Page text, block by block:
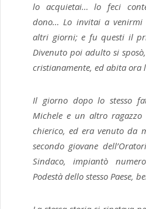
lo acquietai… lo feci
dono… Lo invitai a
altri giorni; e fu questi il
Divenuto poi adulto si
cristianamente, ed abita ora
Il giorno dopo lo stesso
Michele e un altro
chierico, ed era venuto da
secondo giovane
Sindaco, impiantò
Podestà dello stesso Paese,